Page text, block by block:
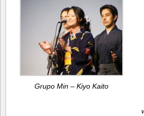
Grupo Min – Kiyo Kaito